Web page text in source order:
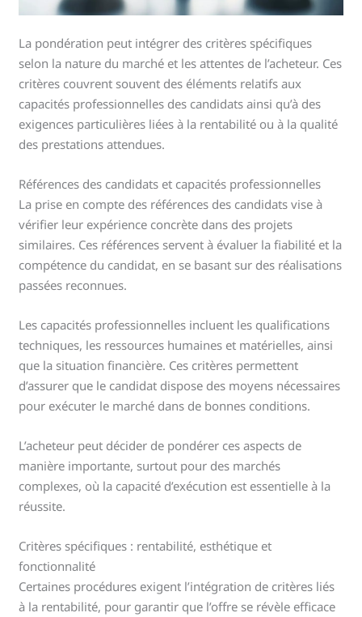
La pondération peut intégrer des critères spécifiques
selon la nature du marché et les attentes de l’acheteur. Ces
critères couvrent souvent des éléments relatifs aux
capacités professionnelles des candidats ainsi qu’à des
exigences particulières liées à la rentabilité ou à la qualité
des prestations attendues.
Références des candidats et capacités professionnelles
La prise en compte des références des candidats vise à
vérifier leur expérience concrète dans des projets
similaires. Ces références servent à évaluer la fiabilité et la
compétence du candidat, en se basant sur des réalisations
passées reconnues.
Les capacités professionnelles incluent les qualifications
techniques, les ressources humaines et matérielles, ainsi
que la situation financière. Ces critères permettent
d’assurer que le candidat dispose des moyens nécessaires
pour exécuter le marché dans de bonnes conditions.
L’acheteur peut décider de pondérer ces aspects de
manière importante, surtout pour des marchés
complexes, où la capacité d’exécution est essentielle à la
réussite.
Critères spécifiques : rentabilité, esthétique et
fonctionnalité
Certaines procédures exigent l’intégration de critères liés
à la rentabilité, pour garantir que l’offre se révèle efficace